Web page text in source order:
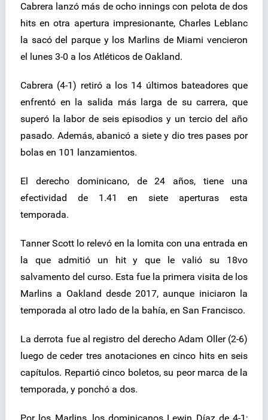
Cabrera lanzó más de ocho innings con pelota de dos
hits en otra apertura impresionante, Charles Leblanc
la sacó del parque y los Marlins de Miami vencieron
el lunes 3-0 a los Atléticos de Oakland.
Cabrera (4-1) retiró a los 14 últimos bateadores que
enfrentó en la salida más larga de su carrera, que
superó la labor de seis episodios y un tercio del año
pasado. Además, abanicó a siete y dio tres pases por
bolas en 101 lanzamientos.
El derecho dominicano, de 24 años, tiene una
efectividad de 1.41 en siete aperturas esta
temporada.
Tanner Scott lo relevó en la lomita con una entrada en
la que admitió un hit y que le valió su 18vo
salvamento del curso. Esta fue la primera visita de los
Marlins a Oakland desde 2017, aunque iniciaron la
temporada al otro lado de la bahía, en San Francisco.
La derrota fue al registro del derecho Adam Oller (2-6)
luego de ceder tres anotaciones en cinco hits en seis
capítulos. Repartió cinco boletos, su peor marca de la
temporada, y ponchó a dos.